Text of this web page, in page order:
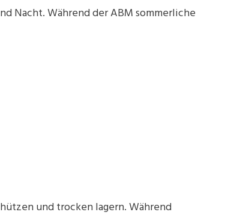
Nacht. Während der ABM sommerliche
und trocken lagern. Während